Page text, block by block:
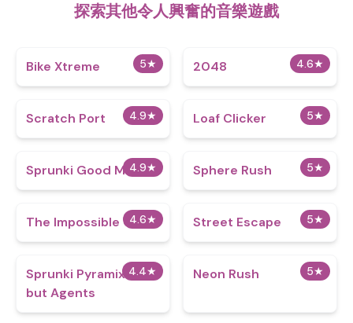
探索其他令人興奮的音樂遊戲
5★
Bike Xtreme 4.6★
2048
4.9★
Scratch Port 5★
Loaf Clicker
4.9★
Sprunki Good Mod 5★
Sphere Rush
4.6★
The Impossible Quiz 5★
Street Escape
4.4★
Sprunki Pyramixed
but Agents
5★
Neon Rush